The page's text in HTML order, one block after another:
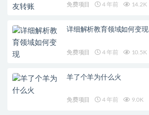
免费项目 4 年前 14.2K
详细解析教育领域如何变现
免费项目 4 年前 10.5K
羊了个羊为什么火
免费项目 4 年前 9.0K